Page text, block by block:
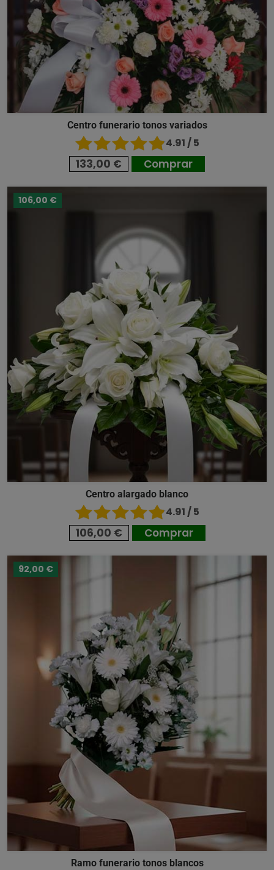
Centro funerario tonos variados
4.91 / 5
133,00 € Comprar
106,00 €
Centro alargado blanco
4.91 / 5
106,00 € Comprar
92,00 €
Ramo funerario tonos blancos